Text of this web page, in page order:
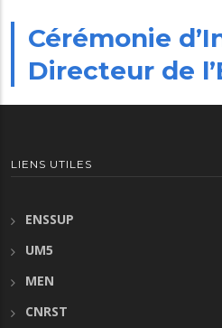
Cérémonie
Directeur de
LIENS UTILES
ENSSUP
UM5
MEN
CNRST